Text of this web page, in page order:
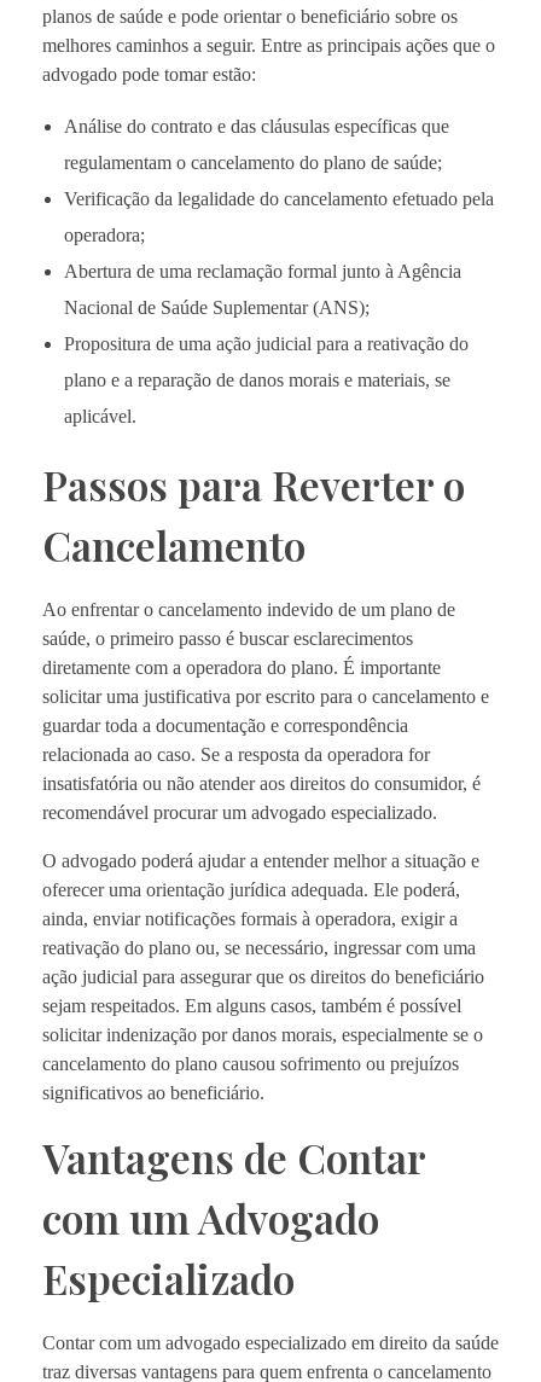
planos de saúde e pode orientar o beneficiário sobre os
melhores caminhos a seguir. Entre as principais ações que o
advogado pode tomar estão:
Análise do contrato e das cláusulas específicas que
regulamentam o cancelamento do plano de saúde;
Verificação da legalidade do cancelamento efetuado pela
operadora;
Abertura de uma reclamação formal junto à Agência
Nacional de Saúde Suplementar (ANS);
Propositura de uma ação judicial para a reativação do
plano e a reparação de danos morais e materiais, se
aplicável.
Passos para Reverter o
Cancelamento
Ao enfrentar o cancelamento indevido de um plano de
saúde, o primeiro passo é buscar esclarecimentos
diretamente com a operadora do plano. É importante
solicitar uma justificativa por escrito para o cancelamento e
guardar toda a documentação e correspondência
relacionada ao caso. Se a resposta da operadora for
insatisfatória ou não atender aos direitos do consumidor, é
recomendável procurar um advogado especializado.
O advogado poderá ajudar a entender melhor a situação e
oferecer uma orientação jurídica adequada. Ele poderá,
ainda, enviar notificações formais à operadora, exigir a
reativação do plano ou, se necessário, ingressar com uma
ação judicial para assegurar que os direitos do beneficiário
sejam respeitados. Em alguns casos, também é possível
solicitar indenização por danos morais, especialmente se o
cancelamento do plano causou sofrimento ou prejuízos
significativos ao beneficiário.
Vantagens de Contar
com um Advogado
Especializado
Contar com um advogado especializado em direito da saúde
traz diversas vantagens para quem enfrenta o cancelamento